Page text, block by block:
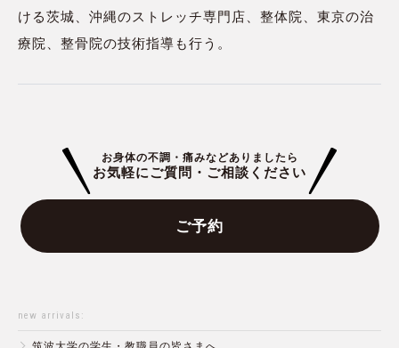
ける茨城、沖縄のストレッチ専門店、整体院、東京の治
療院、整骨院の技術指導も行う。
お身体の不調・痛みなどありましたら
お気軽にご質問・ご相談ください
ご予約
new arrivals: